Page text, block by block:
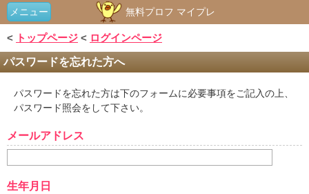
メニュー 無料プロフ マイプレ
< トップページ < ログインページ
パスワードを忘れた方へ
パスワードを忘れた方は下のフォームに必要事項をご記入の上、
パスワード照会をして下さい。
メールアドレス
生年月日